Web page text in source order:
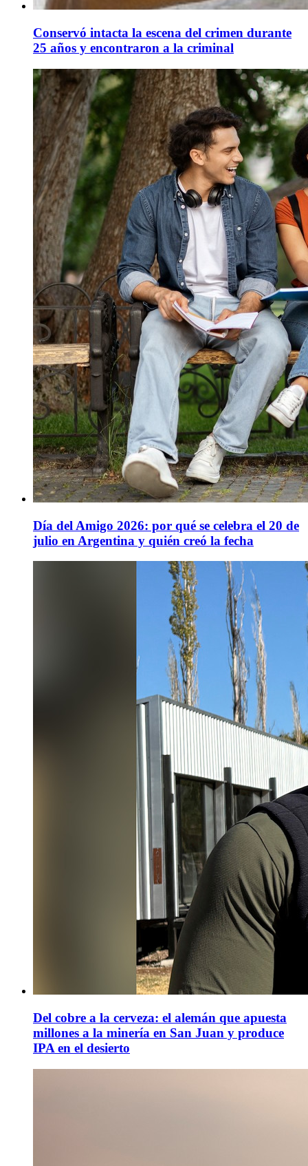
Conservó intacta la escena del crimen durante
25 años y encontraron a la criminal
Día del Amigo 2026: por qué se celebra el 20 de
julio en Argentina y quién creó la fecha
Del cobre a la cerveza: el alemán que apuesta
millones a la minería en San Juan y produce
IPA en el desierto